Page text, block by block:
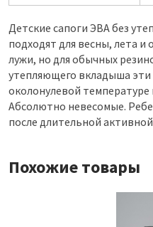
Детские сапоги ЭВА без
подходят для весны, лета и
лужи, но для обычных
утепляющего вкладыша
околонулевой
Абсолютно невесомые.
после длительной
Похожие товары